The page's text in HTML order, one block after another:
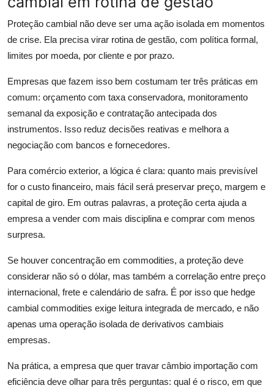
Proteção cambial não deve ser uma ação isolada em momentos
de crise. Ela precisa virar rotina de gestão, com política formal,
limites por moeda, por cliente e por prazo.
Empresas que fazem isso bem costumam ter três práticas em
comum: orçamento com taxa conservadora, monitoramento
semanal da exposição e contratação antecipada dos
instrumentos. Isso reduz decisões reativas e melhora a
negociação com bancos e fornecedores.
Para comércio exterior, a lógica é clara: quanto mais previsível
for o custo financeiro, mais fácil será preservar preço, margem e
capital de giro. Em outras palavras, a proteção certa ajuda a
empresa a vender com mais disciplina e comprar com menos
surpresa.
Se houver concentração em commodities, a proteção deve
considerar não só o dólar, mas também a correlação entre preço
internacional, frete e calendário de safra. É por isso que hedge
cambial commodities exige leitura integrada de mercado, e não
apenas uma operação isolada de derivativos cambiais
empresas.
Na prática, a empresa que quer travar câmbio importação com
eficiência deve olhar para três perguntas: qual é o risco, em que